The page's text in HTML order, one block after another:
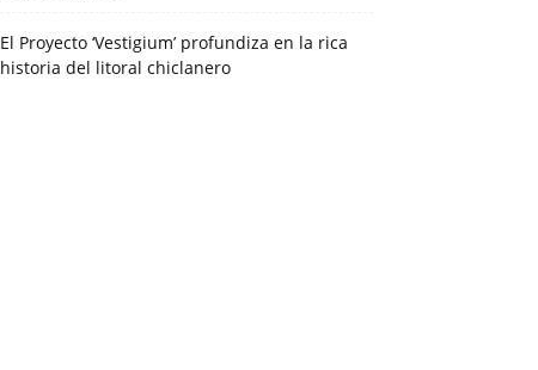
El Proyecto ‘Vestigium’ profundiza en la rica
historia del litoral chiclanero